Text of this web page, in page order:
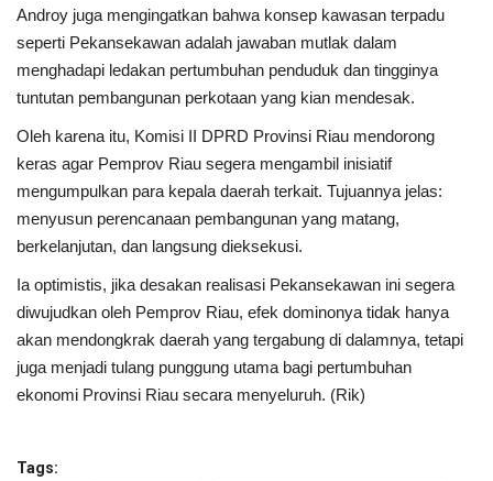
Androy juga mengingatkan bahwa konsep kawasan terpadu
seperti Pekansekawan adalah jawaban mutlak dalam
menghadapi ledakan pertumbuhan penduduk dan tingginya
tuntutan pembangunan perkotaan yang kian mendesak.
Oleh karena itu, Komisi II DPRD Provinsi Riau mendorong
keras agar Pemprov Riau segera mengambil inisiatif
mengumpulkan para kepala daerah terkait. Tujuannya jelas:
menyusun perencanaan pembangunan yang matang,
berkelanjutan, dan langsung dieksekusi.
Ia optimistis, jika desakan realisasi Pekansekawan ini segera
diwujudkan oleh Pemprov Riau, efek dominonya tidak hanya
akan mendongkrak daerah yang tergabung di dalamnya, tetapi
juga menjadi tulang punggung utama bagi pertumbuhan
ekonomi Provinsi Riau secara menyeluruh. (Rik)
Tags: